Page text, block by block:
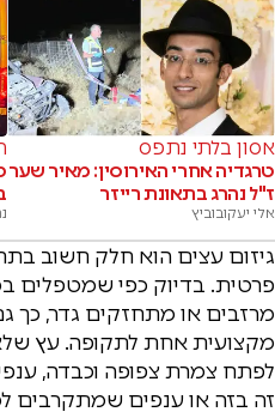
אסון בלתי נתפס
טרגדיה אחרי האירוסין: מאיר שער
ז"ל נהרג בתאונת רייזר
אלי יעקובוביץ
גיזום עצים הוא חלק חשוב
פרטית. בדיוק כפי שמטפלים
מרזבים או מתחזקים גדר, כך
מקצועית אחת לתקופה. עץ
לפתח צמרת צפופה וכבדה,
זה בזה או ענפים שמתקרבים